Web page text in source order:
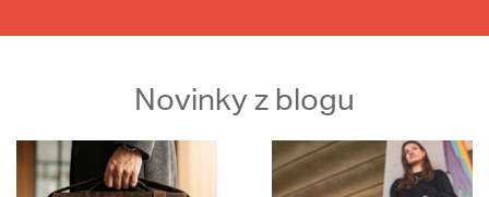
Novinky z blogu